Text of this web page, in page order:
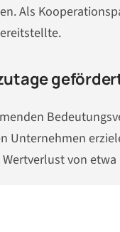
Als
Unternehmen
von